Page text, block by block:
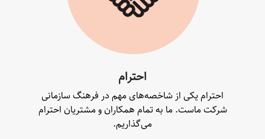
احترام
احترام یکی از شاخصه‌های مهم در فرهنگ سازمانی
شرکت ماست. ما به تمام همکاران و مشتریان احترام
می‌گذاریم.